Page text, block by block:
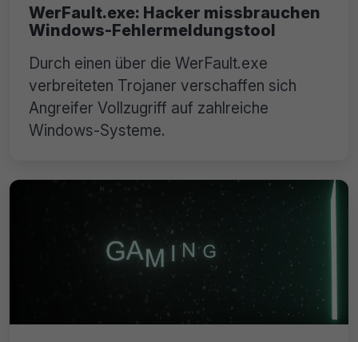
WerFault.exe: Hacker missbrauchen
Windows-Fehlermeldungstool
Durch einen über die WerFault.exe
verbreiteten Trojaner verschaffen sich
Angreifer Vollzugriff auf zahlreiche
Windows-Systeme.